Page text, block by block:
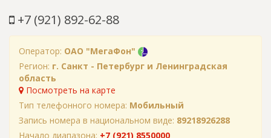
+7 (921) 892-62-88
Оператор: ОАО "МегаФон"
Регион: г. Санкт - Петербург и Ленинградская
область
Посмотреть на карте
Тип телефонного номера: Мобильный
Запись номера в национальном виде: 89218926288
Начало диапазона: +7 (921) 8550000